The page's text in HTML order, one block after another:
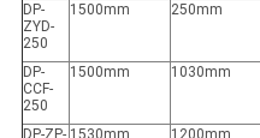
DP-
ZYD-
250
1500mm 250mm
DP-
CCF-
250
1500mm 1030mm